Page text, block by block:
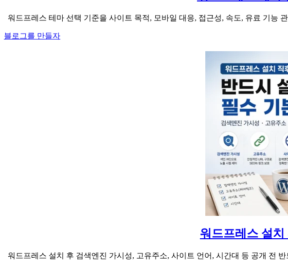
워드프레스 테마 선택 기준을 사이트 목적, 모바일 대응, 접근성, 속도, 유료 기능
블로그를 만들자
워드프레스 설
워드프레스 설치 후 검색엔진 가시성, 고유주소, 사이트 언어, 시간대 등 공개 전